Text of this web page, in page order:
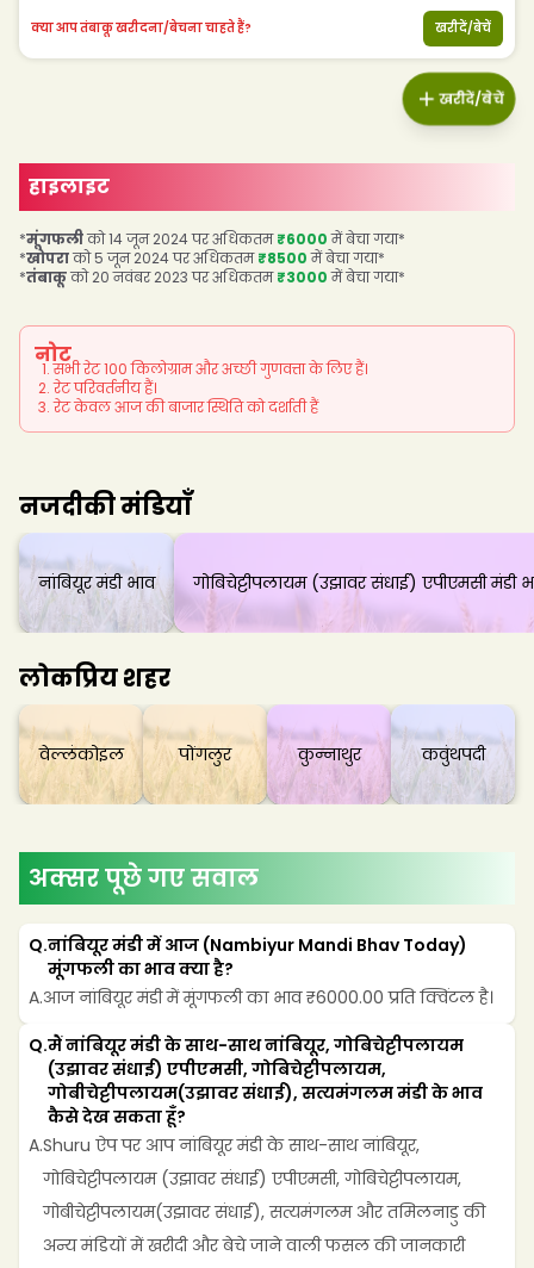
क्या आप तंबाकू खरीदना/बेचना चाहते हैं? खरीदें/बेचें
खरीदें/बेचें
हाइलाइट
*मूंगफलीको 14 जून 2024 पर अधिकतम₹6000में बेचा गया*
*खोपराको 5 जून 2024 पर अधिकतम₹8500में बेचा गया*
*तंबाकूको 20 नवंबर 2023 पर अधिकतम₹3000में बेचा गया*
नोट
सभी रेट 100 किलोग्राम और अच्छी गुणवत्ता के लिए हैं।
रेट परिवर्तनीय हैं।
रेट केवल आज की बाजार स्थिति को दर्शाती हैं
नजदीकी मंडियाँ
नांबियूर मंडी भाव गोबिचेट्टीपलायम (उझावर संधाई) एपीएमसी मंडी
लोकप्रिय शहर
वेल्लंकोइल पोंगलुर कुन्नाथुर कवुंथपदी
अक्सर पूछे गए सवाल
Q.नांबियूर मंडी में आज (Nambiyur Mandi Bhav Today)
मूंगफली का भाव क्या है?
A.आज नांबियूर मंडी में मूंगफली का भाव ₹6000.00 प्रति क्विंटल है।
Q.मैं नांबियूर मंडी के साथ-साथ नांबियूर, गोबिचेट्टीपलायम
(उझावर संधाई) एपीएमसी, गोबिचेट्टीपलायम,
गोबीचेट्टीपलायम(उझावर संधाई), सत्यमंगलम मंडी के भाव
कैसे देख सकता हूँ?
A.Shuru ऐप पर आप नांबियूर मंडी के साथ-साथ नांबियूर,
गोबिचेट्टीपलायम (उझावर संधाई) एपीएमसी, गोबिचेट्टीपलायम,
गोबीचेट्टीपलायम(उझावर संधाई), सत्यमंगलम और तमिलनाडु की
अन्य मंडियों में खरीदी और बेचे जाने वाली फसल की जानकारी